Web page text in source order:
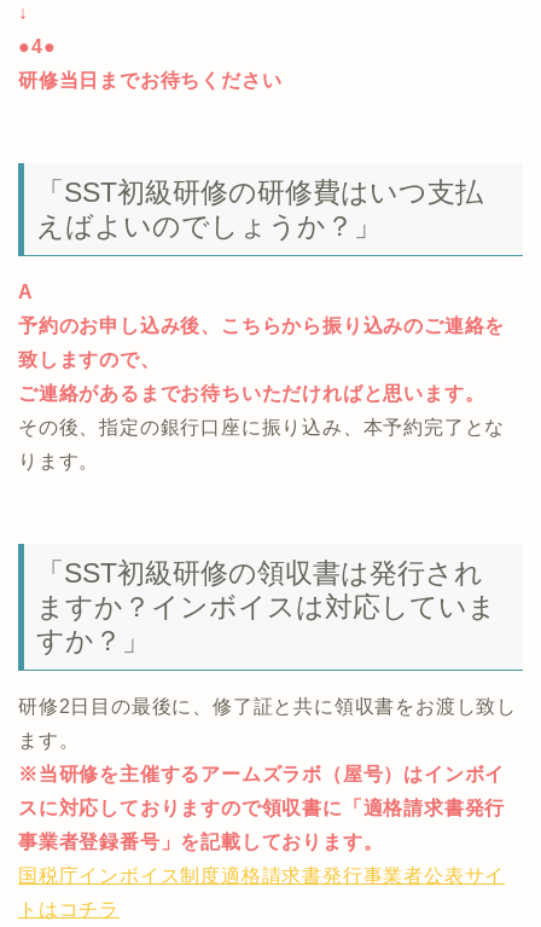
↓
●4●
研修当日までお待ちください
「SST初級研修の研修費はいつ支払
えばよいのでしょうか？」
A
予約のお申し込み後、こちらから振り込みのご連絡を
致しますので、
ご連絡があるまでお待ちいただければと思います。
その後、指定の銀行口座に振り込み、本予約完了とな
ります。
「SST初級研修の領収書は発行され
ますか？インボイスは対応していま
すか？」
研修2日目の最後に、修了証と共に領収書をお渡し致し
ます。
※当研修を主催するアームズラボ（屋号）はインボイ
スに対応しておりますので領収書に「適格請求書発行
事業者登録番号」を記載しております。
国税庁インボイス制度適格請求書発行事業者公表サイ
トはコチラ